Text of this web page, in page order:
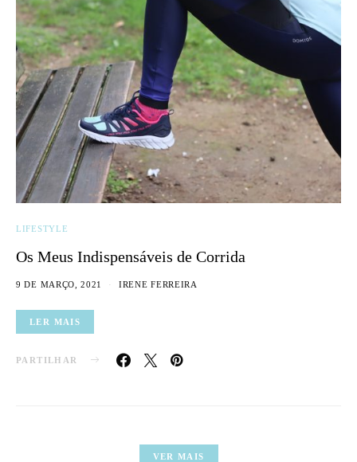
LIFESTYLE
Os Meus Indispensáveis de Corrida
9 DE MARÇO, 2021 IRENE FERREIRA
LER MAIS
PARTILHAR
VER MAIS